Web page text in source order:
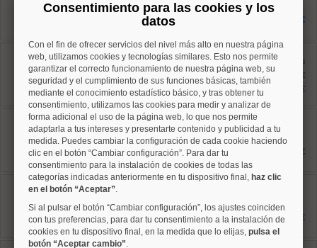
161 m²
3 dormitorios
3 baños
1.969.000 €
Salamanca, Goya
Ref: 10008652
151 m²
4 dormitorios
2 baños
antes
1.709.000 €
1.295.000 €
Chamartín, El Viso
Ref: 10008490
105 m²
2 dormitorios
2 baños
849.000 €
Chamartín, Nueva España
Ref: 10008945
91 m²
2 dormitorios
2 baños
854.500 €
Consentimiento para las cookies y los
datos
Con el fin de ofrecer servicios del nivel más alto en nuestra página
web, utilizamos cookies y tecnologías similares. Esto nos permite
garantizar el correcto funcionamiento de nuestra página web, su
seguridad y el cumplimiento de sus funciones básicas, también
mediante el conocimiento estadístico básico, y tras obtener tu
consentimiento, utilizamos las cookies para medir y analizar de
forma adicional el uso de la página web, lo que nos permite
adaptarla a tus intereses y presentarte contenido y publicidad a tu
medida. Puedes cambiar la configuración de cada cookie haciendo
clic en el botón “Cambiar configuración”. Para dar tu
consentimiento para la instalación de cookies de todas las
categorías indicadas anteriormente en tu dispositivo final, haz clic
en el botón “Aceptar”.
Si al pulsar el botón “Cambiar configuración”, los ajustes coinciden
con tus preferencias, para dar tu consentimiento a la instalación de
cookies en tu dispositivo final, en la medida que lo elijas, pulsa el
botón “Aceptar cambio”.